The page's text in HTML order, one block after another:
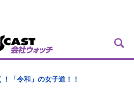
「令和」の女子道！！